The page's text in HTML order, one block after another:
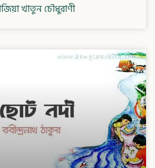
খাতুন চৌধুরাণী